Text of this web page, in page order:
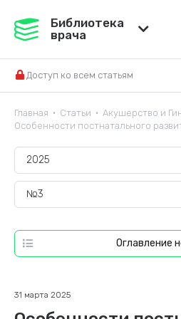
Медвестник
Справочник ЛС
Библиотека
врача
Доступ ко всем статьям
Главная • Статьи • Акушерство и
Особенности постнатального
2025
№3
Оглавление
31 марта 2025